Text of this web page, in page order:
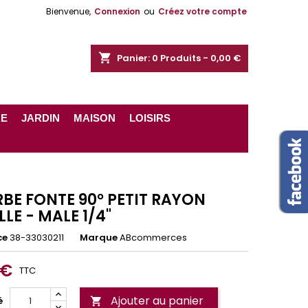
Bienvenue, Connexion ou Créez votre compte
shopping_cart Panier: 0 Produits - 0,00 €
JARDIN MAISON
LOISIRS
FONTE 90° PETIT RAYON
- MALE 1/4"
38-33030211 MarqueABcommerces
TTC
 Ajouter au panier